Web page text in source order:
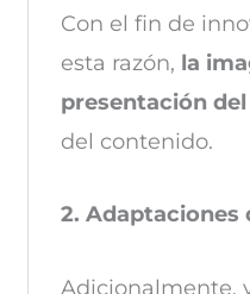
Con el fin de
esta razón, la
presentación
del contenido.
2. Adaptaciones
Adicionalmente,